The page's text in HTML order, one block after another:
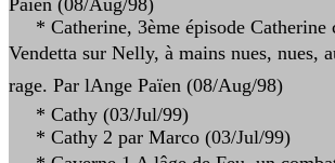
Païen (08/Aug/98)
* Catherine, 3ème épisode Catherine
Vendetta sur Nelly, à mains nues, nues,
rage. Par lAnge Païen (08/Aug/98)
* Cathy (03/Jul/99)
* Cathy 2 par Marco (03/Jul/99)